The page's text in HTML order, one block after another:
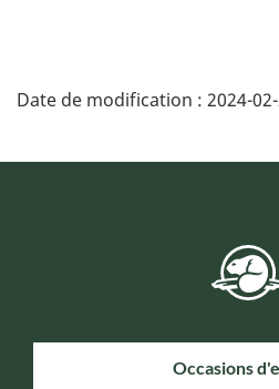
Date de modification : 2024-
Occasions